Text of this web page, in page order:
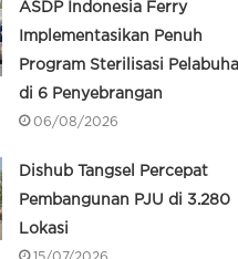
ASDP Indonesia Ferry
Implementasikan Penuh
Program Sterilisasi
di 6 Penyebrangan
06/08/2026
Dishub Tangsel Percepat
Pembangunan PJU di 3.280
Lokasi